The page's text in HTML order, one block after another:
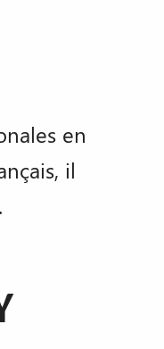
en
il